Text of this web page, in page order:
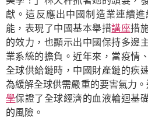
獻。這反應出中國制造業連續
能，表現了中國基本舉措講座措
的效力，也顯示出中國保持多邊
業系統的擔負。近年來，當疫情
全球供給鏈時，中國財產鏈的疾
為緩解全球供需嚴重的要害氣力。
學保證了全球經濟的血液輪迴基
的風險。